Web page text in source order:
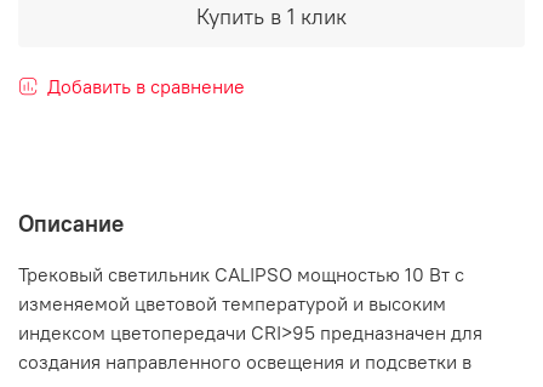
Купить в 1 клик
Добавить в сравнение
Описание
Трековый светильник CALIPSO мощностью 10 Вт с
изменяемой цветовой температурой и высоким
индексом цветопередачи CRI>95 предназначен для
создания направленного освещения и подсветки в